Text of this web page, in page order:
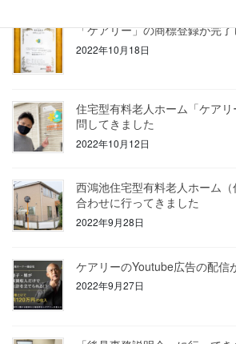
「ケアリー」の商標登録が完
2022年10月18日
住宅型有料老人ホーム「ケア
問してきました
2022年10月12日
西鴻池住宅型有料老人ホーム
合わせに行ってきました
2022年9月28日
ケアリーのYoutube広告の配信
2022年9月27日